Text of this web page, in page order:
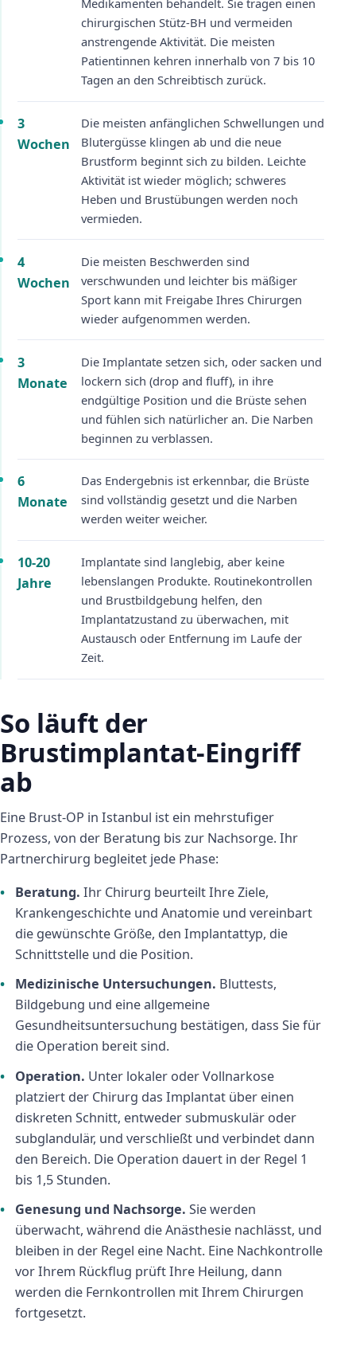
Medikamenten behandelt. Sie tragen einen
chirurgischen Stütz-BH und vermeiden
anstrengende Aktivität. Die meisten
Patientinnen kehren innerhalb von 7 bis 10
Tagen an den Schreibtisch zurück.
3
Wochen
Die meisten anfänglichen Schwellungen und
Blutergüsse klingen ab und die neue
Brustform beginnt sich zu bilden. Leichte
Aktivität ist wieder möglich; schweres
Heben und Brustübungen werden noch
vermieden.
4
Wochen
Die meisten Beschwerden sind
verschwunden und leichter bis mäßiger
Sport kann mit Freigabe Ihres Chirurgen
wieder aufgenommen werden.
3
Monate
Die Implantate setzen sich, oder sacken und
lockern sich (drop and fluff), in ihre
endgültige Position und die Brüste sehen
und fühlen sich natürlicher an. Die Narben
beginnen zu verblassen.
6
Monate
Das Endergebnis ist erkennbar, die Brüste
sind vollständig gesetzt und die Narben
werden weiter weicher.
10-20
Jahre
Implantate sind langlebig, aber keine
lebenslangen Produkte. Routinekontrollen
und Brustbildgebung helfen, den
Implantatzustand zu überwachen, mit
Austausch oder Entfernung im Laufe der
Zeit.
So läuft der
Brustimplantat-Eingriff
ab
Eine Brust-OP in Istanbul ist ein mehrstufiger
Prozess, von der Beratung bis zur Nachsorge. Ihr
Partnerchirurg begleitet jede Phase:
Beratung. Ihr Chirurg beurteilt Ihre Ziele,
Krankengeschichte und Anatomie und vereinbart
die gewünschte Größe, den Implantattyp, die
Schnittstelle und die Position.
Medizinische Untersuchungen. Bluttests,
Bildgebung und eine allgemeine
Gesundheitsuntersuchung bestätigen, dass Sie für
die Operation bereit sind.
Operation. Unter lokaler oder Vollnarkose
platziert der Chirurg das Implantat über einen
diskreten Schnitt, entweder submuskulär oder
subglandulär, und verschließt und verbindet dann
den Bereich. Die Operation dauert in der Regel 1
bis 1,5 Stunden.
Genesung und Nachsorge. Sie werden
überwacht, während die Anästhesie nachlässt, und
bleiben in der Regel eine Nacht. Eine Nachkontrolle
vor Ihrem Rückflug prüft Ihre Heilung, dann
werden die Fernkontrollen mit Ihrem Chirurgen
fortgesetzt.